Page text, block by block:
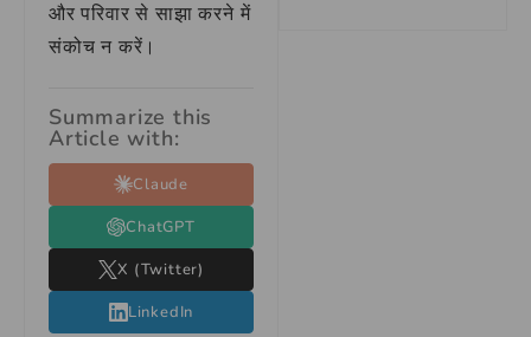
और परिवार से साझा करने में
संकोच न करें।
Summarize this
Article with:
Claude
ChatGPT
X (Twitter)
LinkedIn